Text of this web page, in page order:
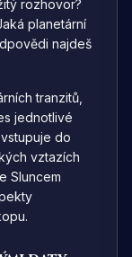
rozhovor?
planetární
najdeš
tranzitů,
jednotlivé
do
vztazích
Sluncem